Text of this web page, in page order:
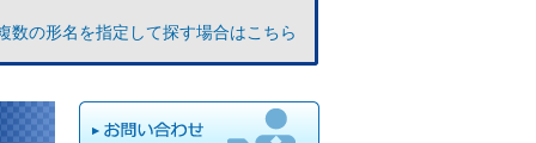
数の形名を指定して探す場合はこちら